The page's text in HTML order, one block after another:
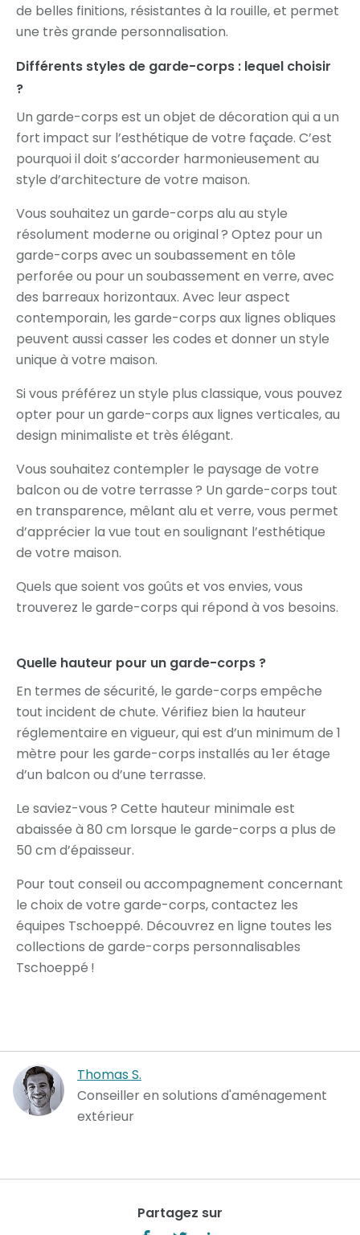
de belles finitions, résistantes à la rouille, et permet
une très grande personnalisation.
Différents styles de garde-corps : lequel choisir
?
Un garde-corps est un objet de décoration qui a un
fort impact sur l’esthétique de votre façade. C’est
pourquoi il doit s’accorder harmonieusement au
style d’architecture de votre maison.
Vous souhaitez un garde-corps alu au style
résolument moderne ou original ? Optez pour un
garde-corps avec un soubassement en tôle
perforée ou pour un soubassement en verre, avec
des barreaux horizontaux. Avec leur aspect
contemporain, les garde-corps aux lignes obliques
peuvent aussi casser les codes et donner un style
unique à votre maison.
Si vous préférez un style plus classique, vous pouvez
opter pour un garde-corps aux lignes verticales, au
design minimaliste et très élégant.
Vous souhaitez contempler le paysage de votre
balcon ou de votre terrasse ? Un garde-corps tout
en transparence, mêlant alu et verre, vous permet
d’apprécier la vue tout en soulignant l’esthétique
de votre maison.
Quels que soient vos goûts et vos envies, vous
trouverez le garde-corps qui répond à vos besoins.
Quelle hauteur pour un garde-corps ?
En termes de sécurité, le garde-corps empêche
tout incident de chute. Vérifiez bien la hauteur
réglementaire en vigueur, qui est d’un minimum de 1
mètre pour les garde-corps installés au 1er étage
d’un balcon ou d’une terrasse.
Le saviez-vous ? Cette hauteur minimale est
abaissée à 80 cm lorsque le garde-corps a plus de
50 cm d’épaisseur.
Pour tout conseil ou accompagnement concernant
le choix de votre garde-corps, contactez les
équipes Tschoeppé. Découvrez en ligne toutes les
collections de garde-corps personnalisables
Tschoeppé !
Thomas S.
Conseiller en solutions d'aménagement
extérieur
Partagez sur